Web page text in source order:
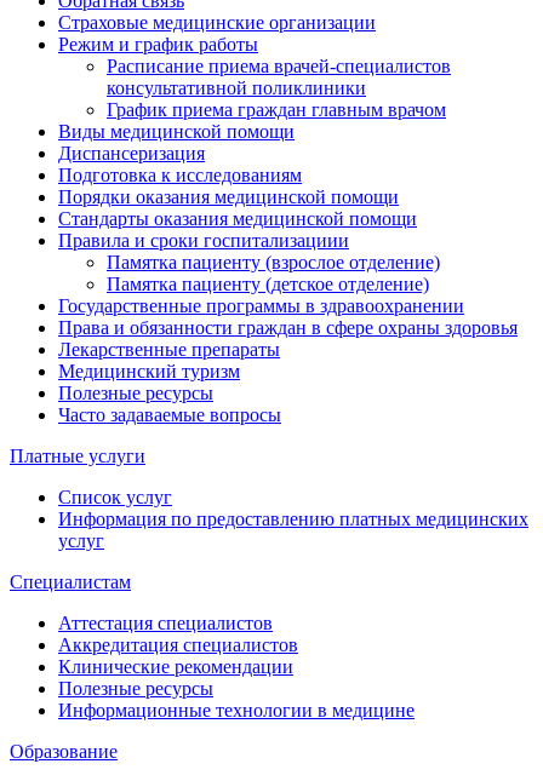
Страховые медицинские организации
Режим и график работы
Расписание приема врачей-специалистов
консультативной поликлиники
График приема граждан главным врачом
Виды медицинской помощи
Диспансеризация
Подготовка к исследованиям
Порядки оказания медицинской помощи
Стандарты оказания медицинской помощи
Правила и сроки госпитализациии
Памятка пациенту (взрослое отделение)
Памятка пациенту (детское отделение)
Государственные программы в здравоохранении
Права и обязанности граждан в сфере охраны здоровья
Лекарственные препараты
Медицинский туризм
Полезные ресурсы
Часто задаваемые вопросы
Платные услуги
Список услуг
Информация по предоставлению платных медицинских
услуг
Специалистам
Аттестация специалистов
Аккредитация специалистов
Клинические рекомендации
Полезные ресурсы
Информационные технологии в медицине
Образование